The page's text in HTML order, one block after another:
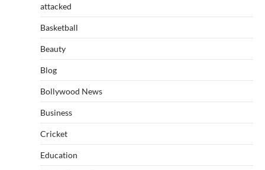
attacked
Basketball
Beauty
Blog
Bollywood News
Business
Cricket
Education